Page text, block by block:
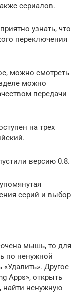
сериалов.
узнать, что
переключения
можно смотреть
можно
передачи
на трех
версию 0.8.
серий и выбор
мышь, то для
по ненужной
Другое
Apps», открыть
найти ненужную